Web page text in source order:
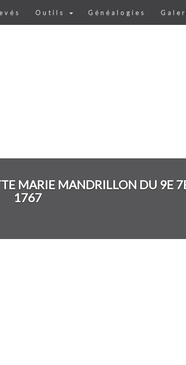
Outils Généalogies
MARIE MANDRILLON DU 9E
1767